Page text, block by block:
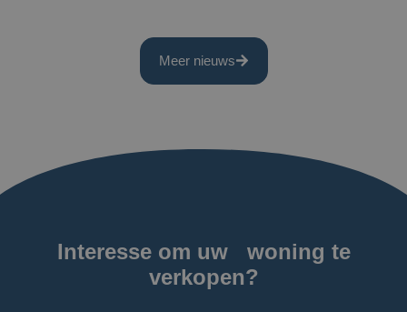
Meer nieuws
Interesse om uw woning te
verkopen?